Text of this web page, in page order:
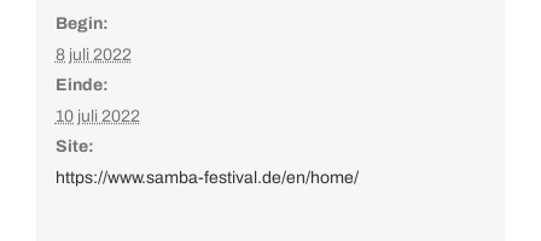
Begin:
8 juli 2022
Einde:
10 juli 2022
Site:
https://www.samba-festival.de/en/home/